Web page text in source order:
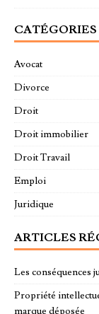
CATÉGORIES
Avocat
Divorce
Droit
Droit immobilier
Droit Travail
Emploi
Juridique
ARTICLES
Les conséquences
Propriété
marque déposée